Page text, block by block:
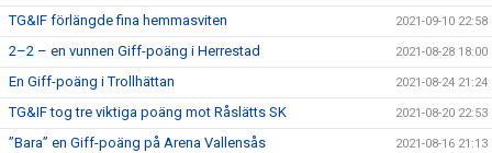
TG&IF förlängde fina hemmasviten 2021-09-10 22:58
2–2 – en vunnen Giff-poäng i Herrestad 2021-08-28 18:00
En Giff-poäng i Trollhättan 2021-08-24 21:24
TG&IF tog tre viktiga poäng mot Råslätts SK 2021-08-20 22:53
”Bara” en Giff-poäng på Arena Vallensås 2021-08-16 21:13